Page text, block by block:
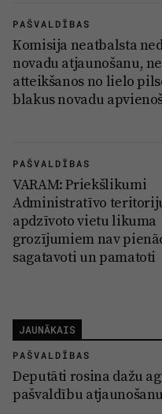
PAŠVALDĪBAS
Komisija neatbalsta
novadu atjaunošanu,
atteikšanos no lielo
blakus novadu
PAŠVALDĪBAS
VARAM: Priekšlikumi
Administratīvo
apdzīvoto vietu likuma
grozījumiem nav
sagatavoti un pamatoti
JAUNĀKAIS
PAŠVALDĪBAS
Deputāti rosina dažu
pašvaldību atjaunošanu